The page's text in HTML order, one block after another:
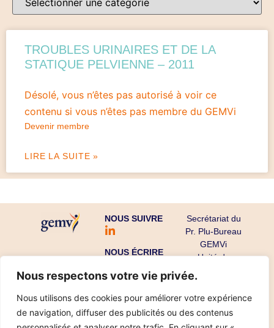
Nous respectons votre vie privée.
Nous utilisons des cookies pour améliorer votre expérience
de navigation, diffuser des publicités ou des contenus
TROUBLES URINAIRES ET DE LA
STATIQUE PELVIENNE – 2011
Désolé, vous n’êtes pas autorisé à voir ce
contenu si vous n’êtes pas membre du GEMVi
Devenir membre
LIRE LA SUITE »
NOUS SUIVRE
NOUS ÉCRIRE
Secrétariat du
Pr. Plu-Bureau
GEMVi
Unité de
Endocrinienne
CHU Cochin-
Port Royal